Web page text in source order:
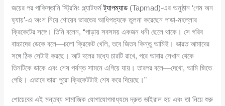
জয়ের পর পাকিস্তানি স্ট্রিমিং প্ল্যাটফর্মট্যাপম্যাড (Tapmad)-এর অনুষ্ঠান ‘গেম অন
হ্যায়’-এ অংশ নিয়ে শোয়েব ভারতের আধিপত্যকে তুলনা করেছেন পাড়া-মহল্লার
ক্রিকেটের সঙ্গে। তিনি বলেন, “পাড়ায় সবসময় একজন ধনী ছেলে থাকে। সে গরিব
বাচ্চাদের ডেকে বলে—চলো ক্রিকেট খেলি, তবে জিতব কিন্তু আমিই। ভারত আমাদের
সঙ্গে ঠিক সেটাই করছে। আট দলের মধ্যে চারটি রাখে, পরে আবার সেখান থেকে
তিনটিকে ডাকে এবং শেষ পর্যন্ত সামনে এগিয়ে যায়। তারপর বলে—দেখো, আমি জিতে
গেছি। এভাবে তারা পুরো ক্রিকেটটাই শেষ করে দিয়েছে।”
শোয়েবের এই মন্তব্য সামাজিক যোগাযোগমাধ্যমে দ্রুত ভাইরাল হয় এবং তা নিয়ে শুরু